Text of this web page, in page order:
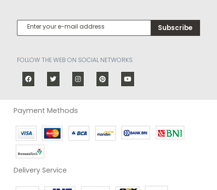
Subscribe
FOLLOW THE WEB ON SOCIAL NETWORKS
Payment Methods
Delivery Service